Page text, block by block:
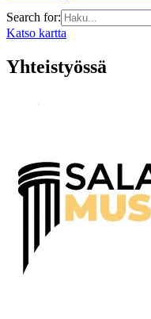
Search for:
Katso kartta
Yhteistyössä